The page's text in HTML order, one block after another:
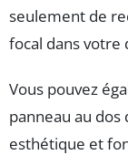
seulement de
focal dans votre
Vous pouvez
panneau au
esthétique et